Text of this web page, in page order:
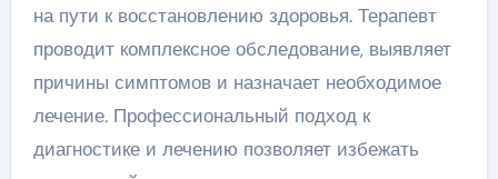
на пути к восстановлению здоровья. Терапевт
проводит комплексное обследование, выявляет
причины симптомов и назначает необходимое
лечение. Профессиональный подход к
диагностике и лечению позволяет избежать